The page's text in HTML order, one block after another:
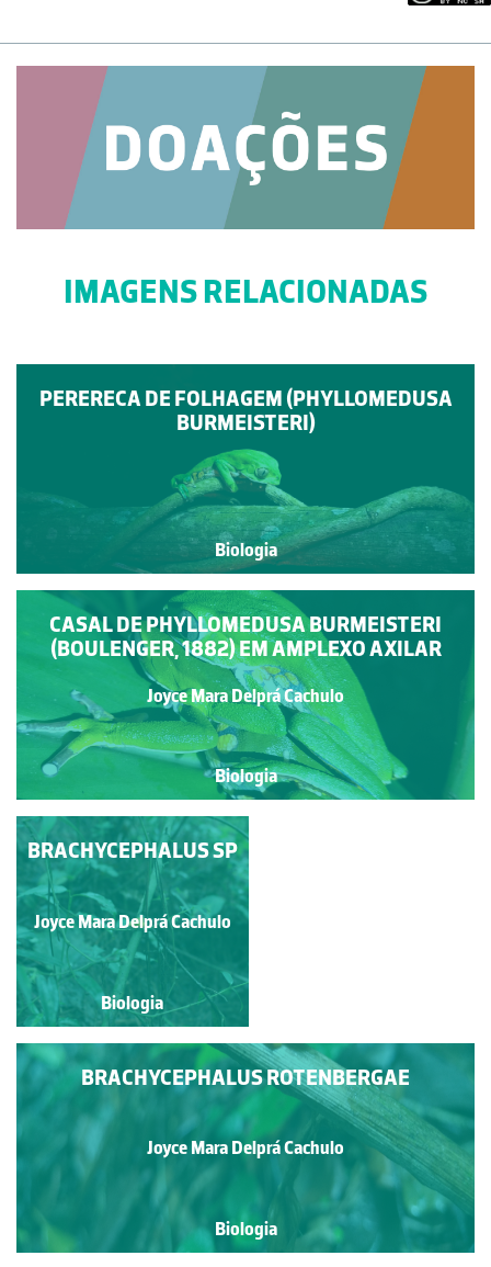
IMAGENS RELACIONADAS
PERERECA DE FOLHAGEM (PHYLLOMEDUSA
BURMEISTERI)
Biologia
CASAL DE PHYLLOMEDUSA BURMEISTERI
(BOULENGER, 1882) EM AMPLEXO AXILAR
Joyce Mara Delprá Cachulo
Biologia
TANATOSE
Elizabeth A. A. Brandão
Danhão
Biologia
BRACHYCEPHALUS ROTENBERGAE
Joyce Mara Delprá Cachulo
Biologia
BRACHYCEPHALUS SP
Joyce Mara Delprá Cachulo
Biologia